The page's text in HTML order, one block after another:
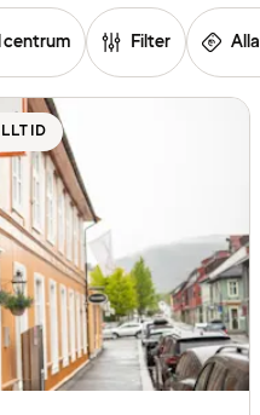
centrum Filter